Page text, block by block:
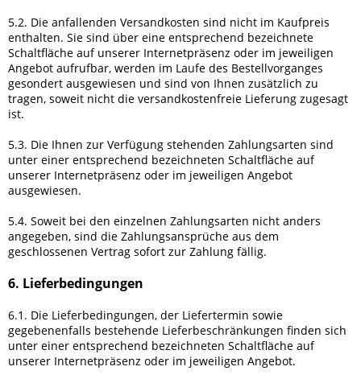
5.2. Die anfallenden Versandkosten sind nicht im Kaufpreis
enthalten. Sie sind über eine entsprechend bezeichnete
Schaltfläche auf unserer Internetpräsenz oder im jeweiligen
Angebot aufrufbar, werden im Laufe des Bestellvorganges
gesondert ausgewiesen und sind von Ihnen zusätzlich zu
tragen, soweit nicht die versandkostenfreie Lieferung zugesagt
ist.
5.3. Die Ihnen zur Verfügung stehenden Zahlungsarten sind
unter einer entsprechend bezeichneten Schaltfläche auf
unserer Internetpräsenz oder im jeweiligen Angebot
ausgewiesen.
5.4. Soweit bei den einzelnen Zahlungsarten nicht anders
angegeben, sind die Zahlungsansprüche aus dem
geschlossenen Vertrag sofort zur Zahlung fällig.
6. Lieferbedingungen
6.1. Die Lieferbedingungen, der Liefertermin sowie
gegebenenfalls bestehende Lieferbeschränkungen finden sich
unter einer entsprechend bezeichneten Schaltfläche auf
unserer Internetpräsenz oder im jeweiligen Angebot.